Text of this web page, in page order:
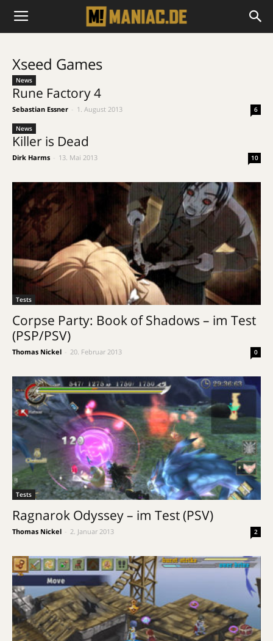
Xseed Games
News
Rune Factory 4
Sebastian Essner 1. August 2013 6
News
Killer is Dead
Dirk Harms 13. Mai 2013 10
Tests
Corpse Party: Book of Shadows – im Test
(PSP/PSV)
Thomas Nickel 20. Februar 2013 0
Tests
Ragnarok Odyssey – im Test (PSV)
Thomas Nickel 2. Januar 2013 2